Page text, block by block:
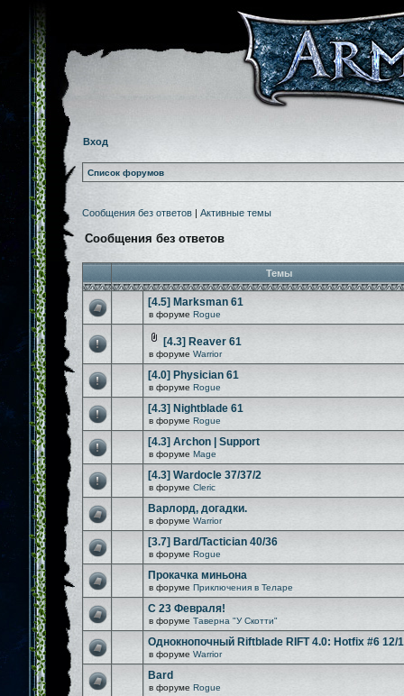
Вход
Список форумов
Сообщения без ответов | Активные темы
Сообщения без ответов
Темы
[4.5] Marksman 61
в форуме Rogue
[4.3] Reaver 61
в форуме Warrior
[4.0] Physician 61
в форуме Rogue
[4.3] Nightblade 61
в форуме Rogue
[4.3] Archon | Support
в форуме Mage
[4.3] Wardocle 37/37/2
в форуме Cleric
Варлорд, догадки.
в форуме Warrior
[3.7] Bard/Tactician 40/36
в форуме Rogue
Прокачка миньона
в форуме Приключения в Теларе
С 23 Февраля!
в форуме Таверна "У Скотти"
Однокнопочный Riftblade RIFT 4.0: Hotfix #6 12/
в форуме Warrior
Bard
в форуме Rogue